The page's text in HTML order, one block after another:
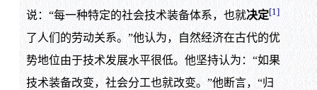
说：“每一种特定的社会技术装备体系，也就决定[1]
了人们的劳动关系。”他认为，自然经济在古代的优
势地位由于技术发展水平很低。他坚持认为：“如果
技术装备改变，社会分工也就改变。”他断言，“归